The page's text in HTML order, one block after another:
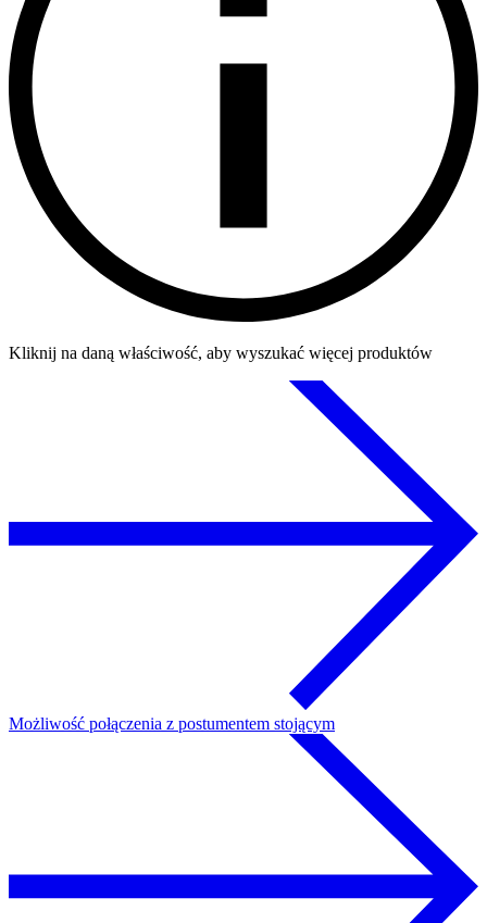
Kliknij na daną właściwość, aby wyszukać więcej produktów
Możliwość połączenia z postumentem stojącym